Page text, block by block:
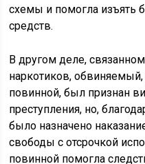
схемы и помогла изъять
средств.
В другом деле,
наркотиков,
повинной, был признан
преступления, но,
было назначено
свободы с отсрочкой
повинной помогла